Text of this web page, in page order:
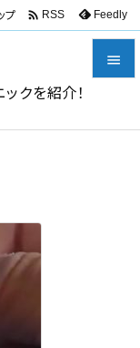
クを紹介！

プ  RSS Feedly